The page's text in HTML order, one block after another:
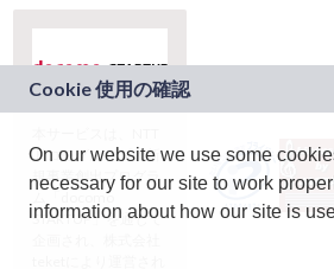
ドコモグループの新
規事業創出プログラ
ム「docomo
STARTUP」を通じて
On our website we use some
necessary for our site to work
information about how our site is